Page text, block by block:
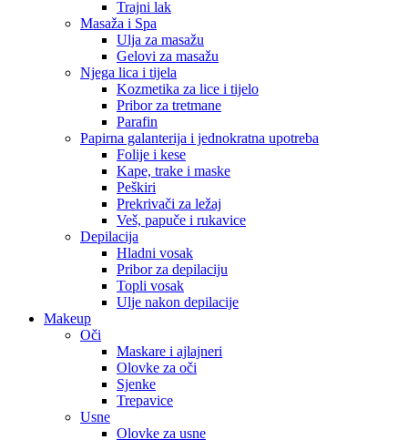
Trajni lak
Masaža i Spa
Ulja za masažu
Gelovi za masažu
Njega lica i tijela
Kozmetika za lice i tijelo
Pribor za tretmane
Parafin
Papirna galanterija i jednokratna upotreba
Folije i kese
Kape, trake i maske
Peškiri
Prekrivači za ležaj
Veš, papuče i rukavice
Depilacija
Hladni vosak
Pribor za depilaciju
Topli vosak
Ulje nakon depilacije
Makeup
Oči
Maskare i ajlajneri
Olovke za oči
Sjenke
Trepavice
Usne
Olovke za usne